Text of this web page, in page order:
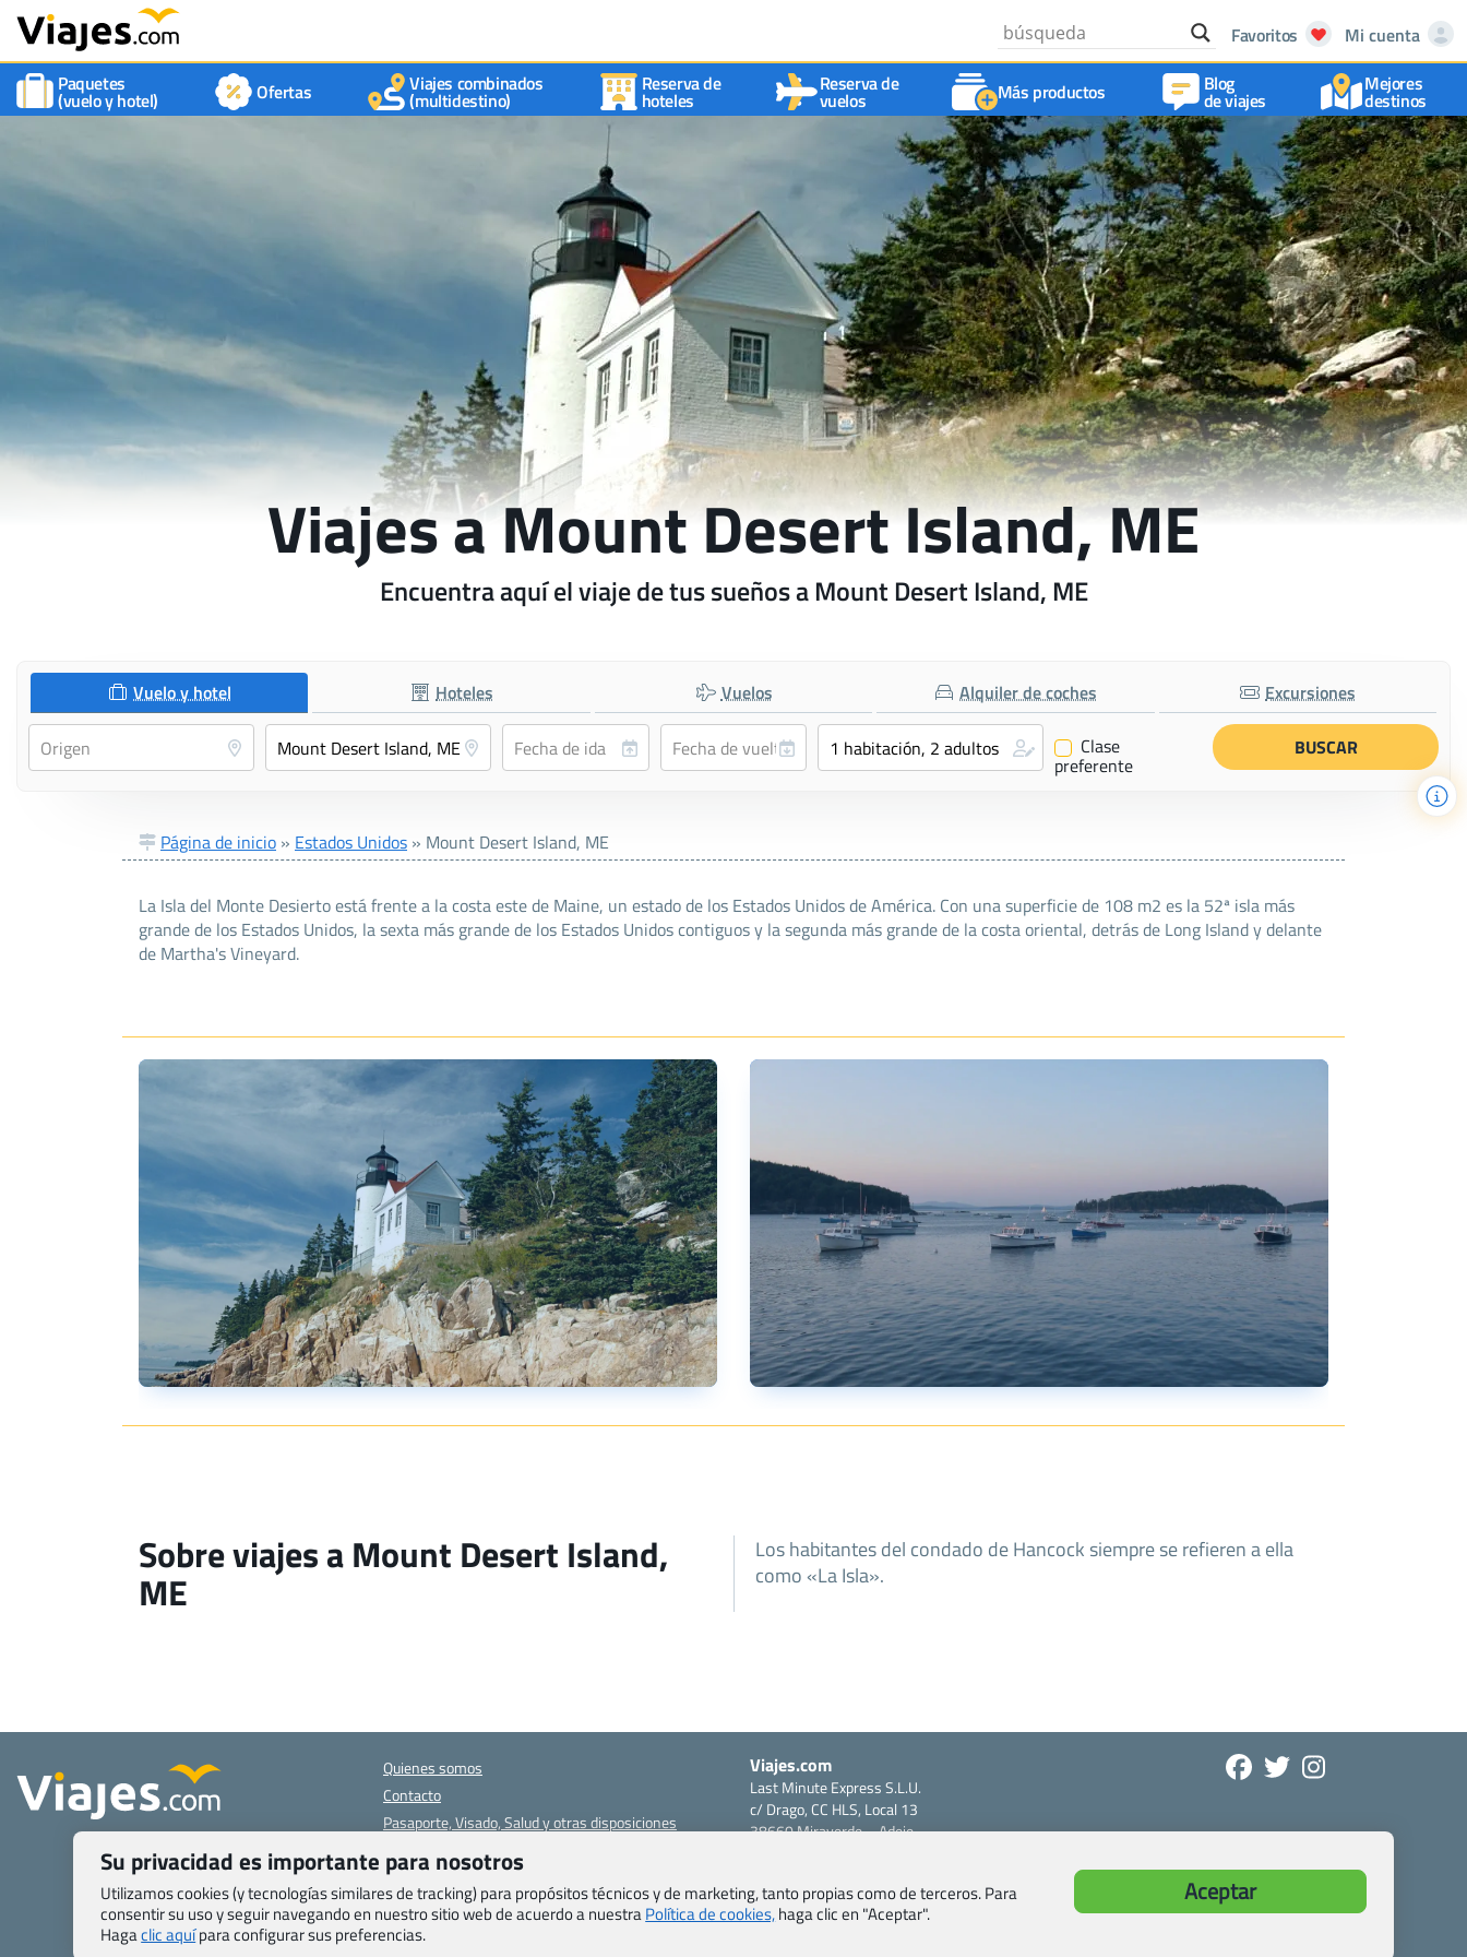
Favoritos
Mi cuenta
Paquetes
(vuelo y hotel) Ofertas Viajes combinados
(multidestino)
Reserva de
hoteles
Reserva de
vuelos Más productos Blog
de viajes
Mejores
destinos
Viajes a Mount Desert Island, ME
Encuentra aquí el viaje de tus sueños a Mount Desert Island, ME
Vuelo y hotel Hoteles Vuelos Alquiler de coches Excursiones
✔ Clase
preferente
Página de inicio » Estados Unidos » Mount Desert Island, ME
La Isla del Monte Desierto está frente a la costa este de Maine, un estado de los Estados Unidos de América. Con una superficie de 108 m2 es la 52ª isla más
grande de los Estados Unidos, la sexta más grande de los Estados Unidos contiguos y la segunda más grande de la costa oriental, detrás de Long Island y delante
de Martha's Vineyard.
Sobre viajes a Mount Desert Island,
ME
Los habitantes del condado de Hancock siempre se refieren a ella
como «La Isla».
Quienes somos
Contacto
Pasaporte, Visado, Salud y otras disposiciones
específicas
Blog de Viajes.com
Registro de agencias
Preguntas frecuentes
Condiciones generales
Viajes.com
Last Minute Express S.L.U.
c/ Drago, CC HLS, Local 13
38660 Miraverde – Adeje
Tfno: +34 922-97-17-27
Su privacidad es importante para nosotros
Utilizamos cookies (y tecnologías similares de tracking) para propósitos técnicos y de marketing, tanto propias como de terceros. Para
consentir su uso y seguir navegando en nuestro sitio web de acuerdo a nuestraPolítica de cookies,haga clic en "Aceptar".
Hagaclic aquípara configurar sus preferencias.
Aceptar